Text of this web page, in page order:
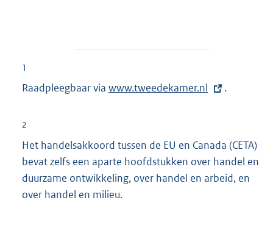
1
Raadpleegbaar via E
www.tweedekamer.nl .
2
Het handelsakkoord tussen de EU en Canada (CETA)
bevat zelfs een aparte hoofdstukken over handel en
duurzame ontwikkeling, over handel en arbeid, en
over handel en milieu.